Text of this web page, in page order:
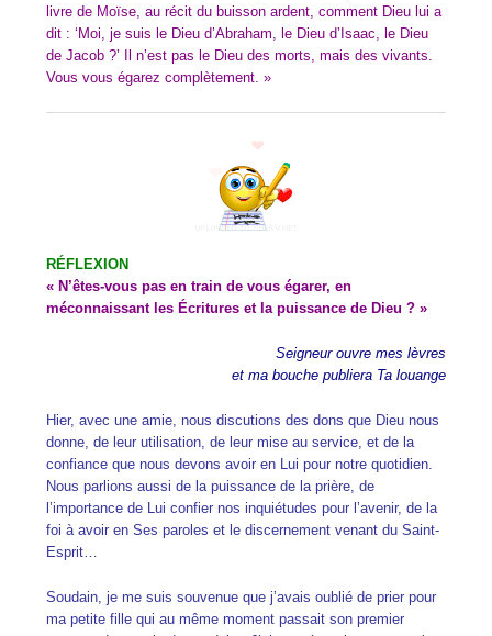
livre de Moïse, au récit du buisson ardent, comment Dieu lui a
dit : ‘Moi, je suis le Dieu d’Abraham, le Dieu d’Isaac, le Dieu
de Jacob ?’ Il n’est pas le Dieu des morts, mais des vivants.
Vous vous égarez complètement. »
RÉFLEXION
« N’êtes-vous pas en train de vous égarer, en
méconnaissant les Écritures et la puissance de Dieu ? »
Seigneur ouvre mes lèvres
et ma bouche publiera Ta louange
Hier, avec une amie, nous discutions des dons que Dieu nous
donne, de leur utilisation, de leur mise au service, et de la
confiance que nous devons avoir en Lui pour notre quotidien.
Nous parlions aussi de la puissance de la prière, de
l’importance de Lui confier nos inquiétudes pour l’avenir, de la
foi à avoir en Ses paroles et le discernement venant du Saint-
Esprit…
Soudain, je me suis souvenue que j’avais oublié de prier pour
ma petite fille qui au même moment passait son premier